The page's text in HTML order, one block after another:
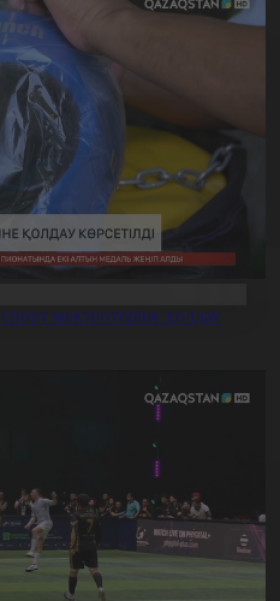
мектептеріне қолдау